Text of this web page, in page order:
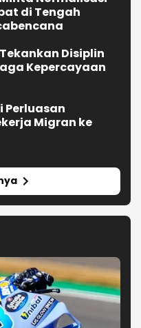
di Tengah
Disiplin
Kepercayaan
Perluasan
Migran ke